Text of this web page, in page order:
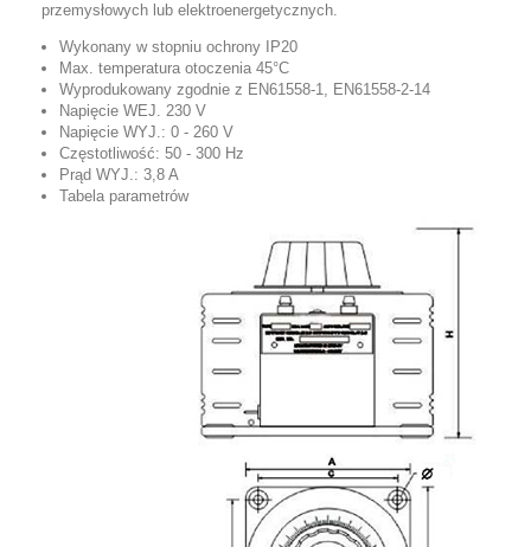
przemysłowych lub elektroenergetycznych.
Wykonany w stopniu ochrony IP20
Max. temperatura otoczenia 45°C
Wyprodukowany zgodnie z EN61558-1, EN61558-2-14
Napięcie WEJ. 230 V
Napięcie WYJ.: 0 - 260 V
Częstotliwość: 50 - 300 Hz
Prąd WYJ.: 3,8 A
Tabela parametrów